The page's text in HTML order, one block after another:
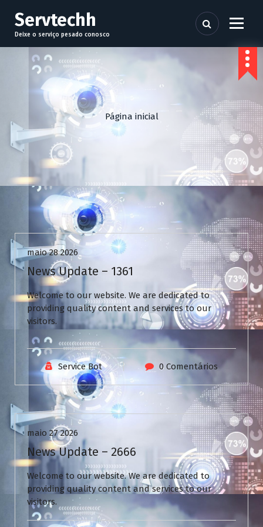
a
e
Servtechh
Deixe o serviço pesado conosco
Página inicial
Uncategorized
maio 28 2026
News Update – 1361
Welcome to our website. We are dedicated to
providing quality content and services to our
visitors.
Service Bot 0 Comentários
Uncategorized
maio 27 2026
News Update – 2666
Welcome to our website. We are dedicated to
providing quality content and services to our
visitors.
V